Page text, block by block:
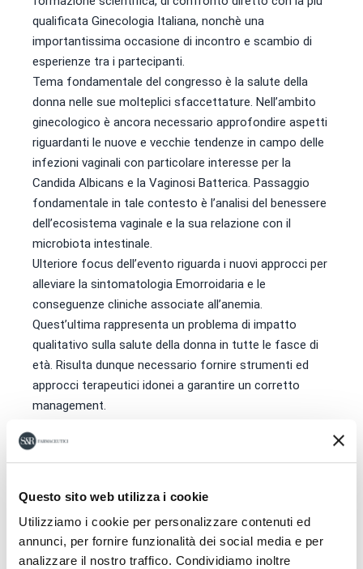
Questo sito web utilizza i cookie
Utilizziamo i cookie per personalizzare contenuti ed
annunci, per fornire funzionalità dei social media e per
analizzare il nostro traffico. Condividiamo inoltre
qualificata Ginecologia Italiana, nonchè una
importantissima occasione di incontro e scambio di
esperienze tra i partecipanti.
Tema fondamentale del congresso è la salute della
donna nelle sue molteplici sfaccettature. Nell’ambito
ginecologico è ancora necessario approfondire aspetti
riguardanti le nuove e vecchie tendenze in campo delle
infezioni vaginali con particolare interesse per la
Candida Albicans e la Vaginosi Batterica. Passaggio
fondamentale in tale contesto è l’analisi del benessere
dell’ecosistema vaginale e la sua relazione con il
microbiota intestinale.
Ulteriore focus dell’evento riguarda i nuovi approcci per
alleviare la sintomatologia Emorroidaria e le
conseguenze cliniche associate all’anemia.
Quest’ultima rappresenta un problema di impatto
qualitativo sulla salute della donna in tutte le fasce di
età. Risulta dunque necessario fornire strumenti ed
approcci terapeutici idonei a garantire un corretto
management.
Scarica il programma